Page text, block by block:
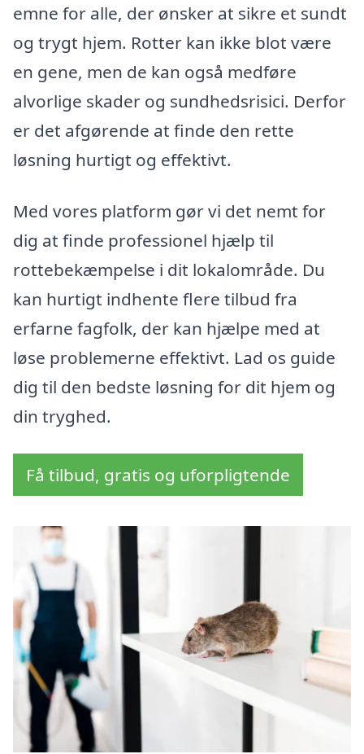
emne for alle, der ønsker at sikre et sundt
og trygt hjem. Rotter kan ikke blot være
en gene, men de kan også medføre
alvorlige skader og sundhedsrisici. Derfor
er det afgørende at finde den rette
løsning hurtigt og effektivt.
Med vores platform gør vi det nemt for
dig at finde professionel hjælp til
rottebekæmpelse i dit lokalområde. Du
kan hurtigt indhente flere tilbud fra
erfarne fagfolk, der kan hjælpe med at
løse problemerne effektivt. Lad os guide
dig til den bedste løsning for dit hjem og
din tryghed.
Få tilbud, gratis og uforpligtende